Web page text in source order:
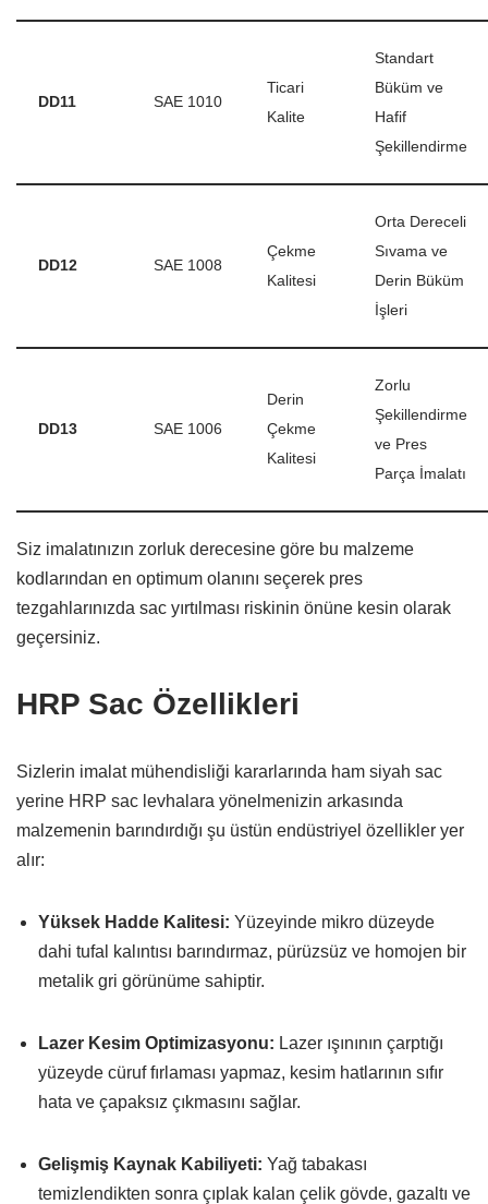
DD11 SAE 1010
Ticari
Kalite
Standart
Büküm ve
Hafif
Şekillendirme
DD12 SAE 1008
Çekme
Kalitesi
Orta Dereceli
Sıvama ve
Derin Büküm
İşleri
DD13 SAE 1006
Derin
Çekme
Kalitesi
Zorlu
Şekillendirme
ve Pres
Parça İmalatı
Siz imalatınızın zorluk derecesine göre bu malzeme
kodlarından en optimum olanını seçerek pres
tezgahlarınızda sac yırtılması riskinin önüne kesin olarak
geçersiniz.
HRP Sac Özellikleri
Sizlerin imalat mühendisliği kararlarında ham siyah sac
yerine HRP sac levhalara yönelmenizin arkasında
malzemenin barındırdığı şu üstün endüstriyel özellikler yer
alır:
Yüksek Hadde Kalitesi: Yüzeyinde mikro düzeyde
dahi tufal kalıntısı barındırmaz, pürüzsüz ve homojen bir
metalik gri görünüme sahiptir.
Lazer Kesim Optimizasyonu: Lazer ışınının çarptığı
yüzeyde cüruf fırlaması yapmaz, kesim hatlarının sıfır
hata ve çapaksız çıkmasını sağlar.
Gelişmiş Kaynak Kabiliyeti: Yağ tabakası
temizlendikten sonra çıplak kalan çelik gövde, gazaltı ve